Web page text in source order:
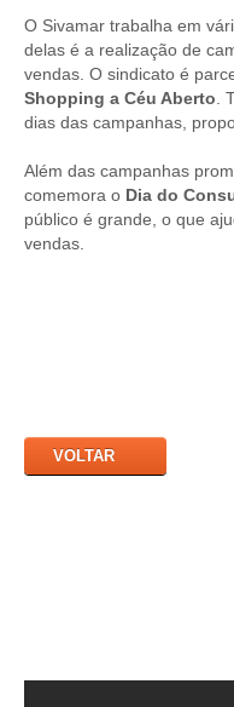
O Sivamar trabalha em
delas é a realização de
vendas. O sindicato é
Shopping a Céu Aberto .
dias das campanhas,
Além das campanhas
comemora o Dia do
público é grande, o que
vendas.
VOLTAR